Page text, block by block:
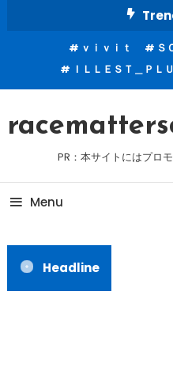
ｖｉｖｉｔ Ｓ
ＩＬＬＥＳＴ＿ＰＬ
PR：本サイトにはプロ
Menu
Headline